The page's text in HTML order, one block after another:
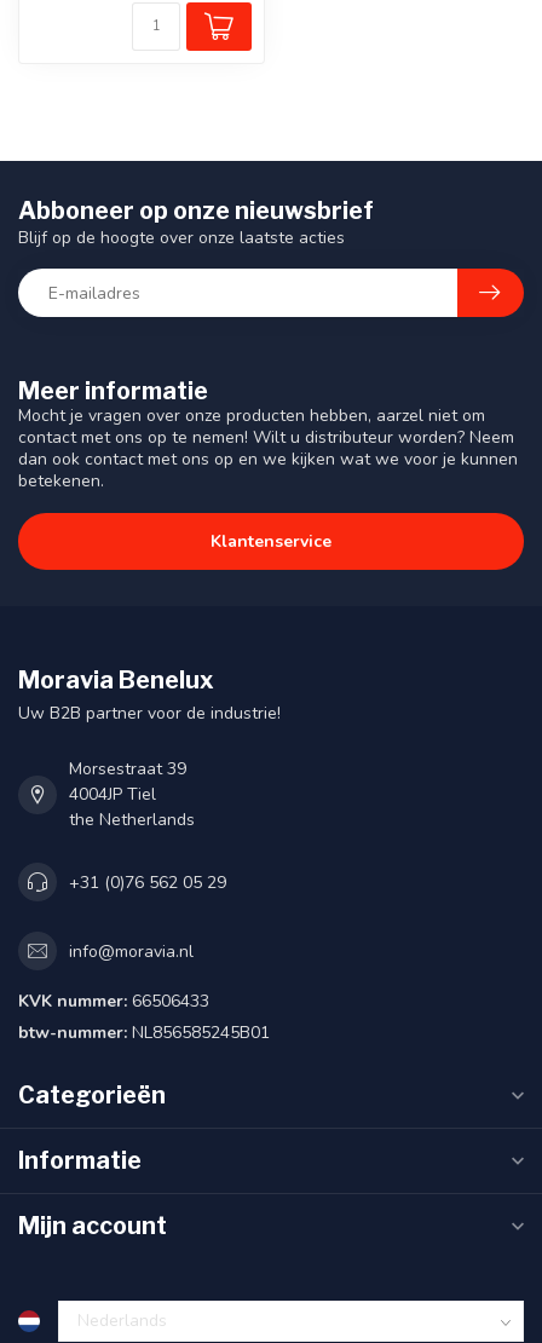
Meer informatie
Mocht je vragen over onze producten hebben, aarzel niet om
contact met ons op te nemen! Wilt u distributeur worden? Neem
dan ook contact met ons op en we kijken wat we voor je kunnen
betekenen.
Klantenservice
Abboneer op onze nieuwsbrief
Blijf op de hoogte over onze laatste acties
Moravia Benelux
Uw B2B partner voor de industrie!
Morsestraat 39
4004JP Tiel
the Netherlands
+31 (0)76 562 05 29
info@moravia.nl
KVK nummer: 66506433
btw-nummer: NL856585245B01
Categorieën
Informatie
Mijn account